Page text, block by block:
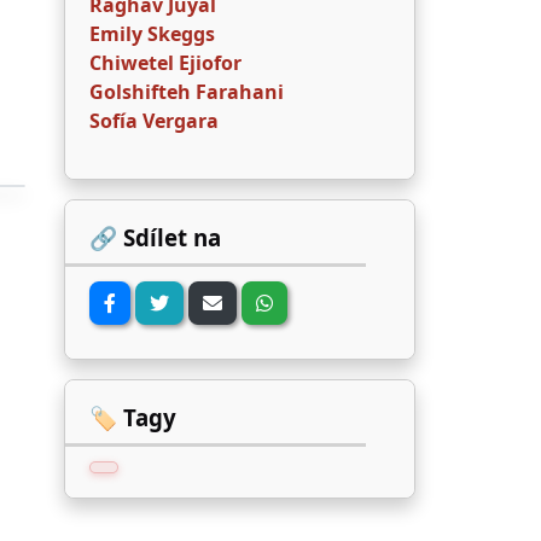
Emily Skeggs
Chiwetel Ejiofor
Golshifteh Farahani
Sofía Vergara
🔗 Sdílet na
🏷️ Tagy